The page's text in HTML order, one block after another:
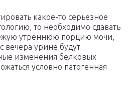
какое-то серьезное
то необходимо сдавать
утреннюю порцию мочи,
вечера урине будут
изменения белковых
условно патогенная